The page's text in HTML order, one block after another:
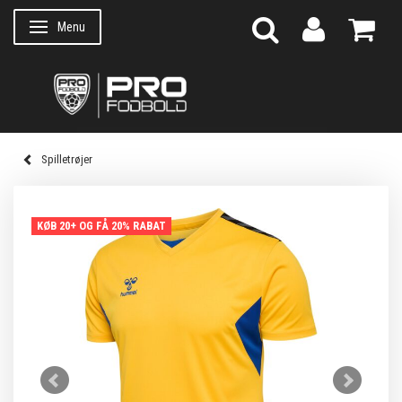
Skifte navigation
Menu
Spilletrøjer
KØB 20+ OG FÅ 20% RABAT